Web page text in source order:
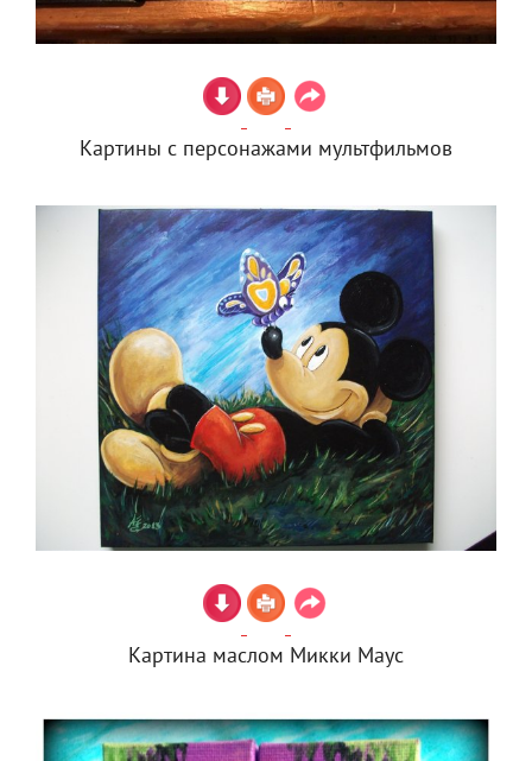
Картины с персонажами мультфильмов
Картина маслом Микки Маус